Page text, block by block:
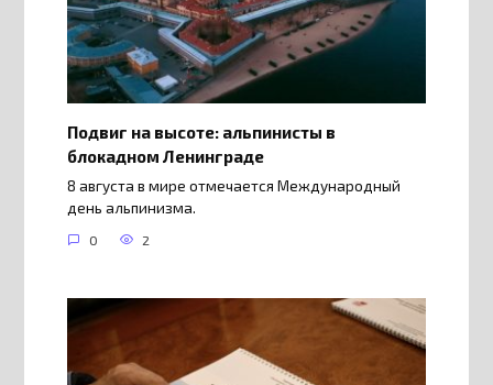
Подвиг на высоте: альпинисты в
блокадном Ленинграде
8 августа в мире отмечается Международный
день альпинизма.
0 2